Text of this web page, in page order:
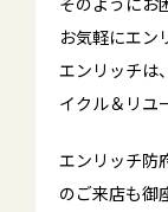
お気軽にエン
エンリッチは
イクル＆リユ
エンリッチ防
のご来店も御